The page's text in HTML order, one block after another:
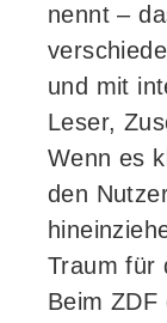
nennt –
und mit
Leser,
Wenn es
den
Traum für
Beim ZDF